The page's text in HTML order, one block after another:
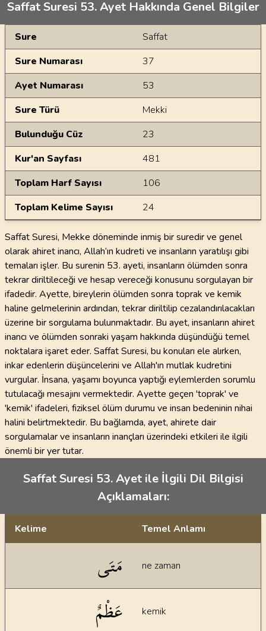
Saffat Suresi 53. Ayet Hakkında Genel Bilgiler
Genel Bilgiler
Sure
Saffat
Sure Numarası
37
Ayet Numarası
53
Sure Türü
Mekki
Bulunduğu Cüz
23
Kur'an Sayfası
481
Toplam Harf Sayısı
106
Toplam Kelime Sayısı
24
Saffat Suresi, Mekke döneminde inmiş bir suredir ve genel
olarak ahiret inancı, Allah’ın kudreti ve insanların yaratılışı gibi
temaları işler. Bu surenin 53. ayeti, insanların ölümden sonra
tekrar diriltileceği ve hesap vereceği konusunu sorgulayan bir
ifadedir. Ayette, bireylerin ölümden sonra toprak ve kemik
haline gelmelerinin ardından, tekrar diriltilip cezalandırılacakları
üzerine bir sorgulama bulunmaktadır. Bu ayet, insanların ahiret
inancı ve ölümden sonraki yaşam hakkında düşündüğü temel
noktalara işaret eder. Saffat Suresi, bu konuları ele alırken,
inkar edenlerin düşüncelerini ve Allah'ın mutlak kudretini
vurgular. İnsana, yaşamı boyunca yaptığı eylemlerden sorumlu
tutulacağı mesajını vermektedir. Ayette geçen 'toprak' ve
'kemik' ifadeleri, fiziksel ölüm durumu ve insan bedeninin nihai
halini belirtmektedir. Bu bağlamda, ayet, ahirete dair
sorgulamalar ve insanların inançları üzerindeki etkileri ile ilgili
önemli bir yer tutar.
Saffat Suresi 53. Ayet ile İlgili Dil Bilgisi
Açıklamaları:
Kelime Temel Anlamı
مَتَى ne zaman
عَظْمٌ kemik